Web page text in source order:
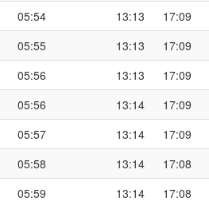
05:54 13:13 17:09
05:55 13:13 17:09
05:56 13:13 17:09
05:56 13:14 17:09
05:57 13:14 17:09
05:58 13:14 17:08
05:59 13:14 17:08